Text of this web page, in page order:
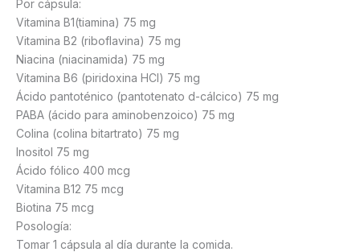
Por cápsula:
Vitamina B1(tiamina) 75 mg
Vitamina B2 (riboflavina) 75 mg
Niacina (niacinamida) 75 mg
Vitamina B6 (piridoxina HCl) 75 mg
Ácido pantoténico (pantotenato d-cálcico) 75 mg
PABA (ácido para aminobenzoico) 75 mg
Colina (colina bitartrato) 75 mg
Inositol 75 mg
Ácido fólico 400 mcg
Vitamina B12 75 mcg
Biotina 75 mcg
Posología:
Tomar 1 cápsula al día durante la comida.